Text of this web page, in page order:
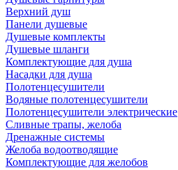
Верхний душ
Панели душевые
Душевые комплекты
Душевые шланги
Комплектующие для душа
Насадки для душа
Полотенцесушители
Водяные полотенцесушители
Полотенцесушители электрические
Сливные трапы, желоба
Дренажные системы
Желоба водоотводящие
Комплектующие для желобов